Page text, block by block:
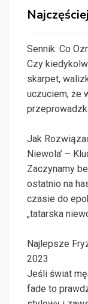
Sennik: Co
Czy
skarpet,
uczuciem, że
Jak
Niewola’ –
Zaczynamy
ostatnio na
czasie do
„tatarska
Najlepsze
2023
Jeśli świat
fade to